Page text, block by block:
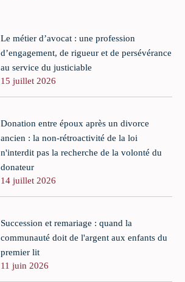
Le métier d’avocat : une profession
d’engagement, de rigueur et de persévérance
au service du justiciable
15 juillet 2026
Donation entre époux après un divorce
ancien : la non-rétroactivité de la loi
n'interdit pas la recherche de la volonté du
donateur
14 juillet 2026
Succession et remariage : quand la
communauté doit de l'argent aux enfants du
premier lit
11 juin 2026